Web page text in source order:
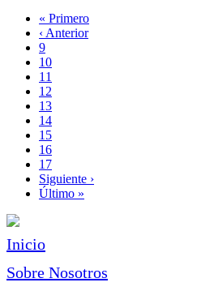
Paginación
Primera
página
« Primero
Página
anterior
‹ Anterior
Page
9
Page
10
Page
11
Page
12
Página
actual
13
Page
14
Page
15
Page
16
Page
17
Siguiente
página
Siguiente ›
Última
Último »
Inicio
Sobre Nosotros